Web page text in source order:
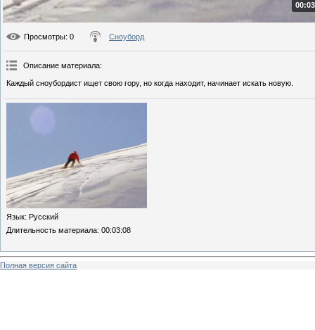
Просмотры: 0 Сноуборд
Описание материала:
Каждый сноубордист ищет свою гору, но когда находит, начинает искать новую.
Язык: Русский
Длительность материала: 00:03:08
Полная версия сайта